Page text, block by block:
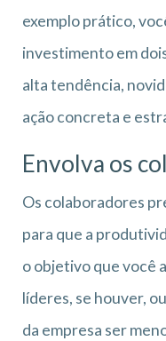
exemplo prático,
investimento em
alta tendência,
ação concreta e
Envolva os
Os colaboradores
para que a
o objetivo que você
líderes, se houver,
da empresa ser